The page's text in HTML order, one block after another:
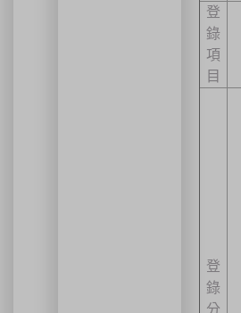
登
錄
項
目
登
錄
分
📍 上課地點／主辦
祐昕技術股份有限公司（祐
40458 臺中市北區中清路一段
台灣省工
祐大技術顧
防爆安全聯合教
三左興業股份有
🚄 建議搭乘高鐵至臺中站後
🚘 停車位有限，建議共乘或搭乘
🌱 大眾運輸每人每公里約可減
名額有限，依完成報名及繳費順序保留